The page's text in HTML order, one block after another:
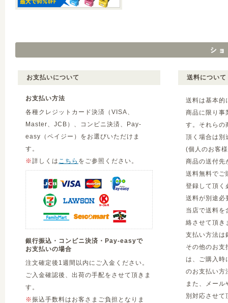
お支払いについて
お支払い方法
各種クレジットカード決済（VISA、
Master、JCB）、コンビニ決済、Pay-
easy（ペイジー）をお選びいただけま
す。
※詳しくは こちら をご参照ください。
銀行振込・コンビニ決済・Pay-easyで
お支払いの場合
注文確定後1週間以内にご入金ください。
ご入金確認後、出荷の手配をさせて頂きま
す。
※振込手数料はお客さまご負担となりま
送料について
送料は基本的
商品に限り事
す。それらの
頂く場合は別
(個人のお客
商品の送付先
送料無料でご
登録して頂く
送料が別途必
当店で送料を
絡させて頂き
支払い方法は
その他のお支
は、ご購入時
のお支払い方
また、メー
別対応させて